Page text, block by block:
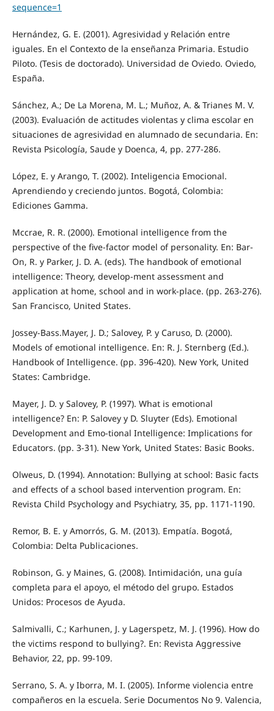
sequence=1
Hernández, G. E. (2001). Agresividad y Relación entre
iguales. En el Contexto de la enseñanza Primaria. Estudio
Piloto. (Tesis de doctorado). Universidad de Oviedo. Oviedo,
España.
Sánchez, A.; De La Morena, M. L.; Muñoz, A. & Trianes M. V.
(2003). Evaluación de actitudes violentas y clima escolar en
situaciones de agresividad en alumnado de secundaria. En:
Revista Psicología, Saude y Doenca, 4, pp. 277-286.
López, E. y Arango, T. (2002). Inteligencia Emocional.
Aprendiendo y creciendo juntos. Bogotá, Colombia:
Ediciones Gamma.
Mccrae, R. R. (2000). Emotional intelligence from the
perspective of the five-factor model of personality. En: Bar-
On, R. y Parker, J. D. A. (eds). The handbook of emotional
intelligence: Theory, develop-ment assessment and
application at home, school and in work-place. (pp. 263-276).
San Francisco, United States.
Jossey-Bass.Mayer, J. D.; Salovey, P. y Caruso, D. (2000).
Models of emotional intelligence. En: R. J. Sternberg (Ed.).
Handbook of Intelligence. (pp. 396-420). New York, United
States: Cambridge.
Mayer, J. D. y Salovey, P. (1997). What is emotional
intelligence? En: P. Salovey y D. Sluyter (Eds). Emotional
Development and Emo-tional Intelligence: Implications for
Educators. (pp. 3-31). New York, United States: Basic Books.
Olweus, D. (1994). Annotation: Bullying at school: Basic facts
and effects of a school based intervention program. En:
Revista Child Psychology and Psychiatry, 35, pp. 1171-1190.
Remor, B. E. y Amorrós, G. M. (2013). Empatía. Bogotá,
Colombia: Delta Publicaciones.
Robinson, G. y Maines, G. (2008). Intimidación, una guía
completa para el apoyo, el método del grupo. Estados
Unidos: Procesos de Ayuda.
Salmivalli, C.; Karhunen, J. y Lagerspetz, M. J. (1996). How do
the victims respond to bullying?. En: Revista Aggressive
Behavior, 22, pp. 99-109.
Serrano, S. A. y Iborra, M. I. (2005). Informe violencia entre
compañeros en la escuela. Serie Documentos No 9. Valencia,